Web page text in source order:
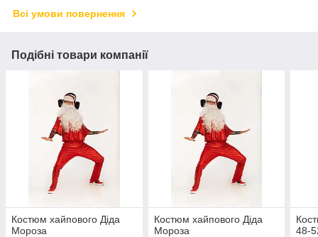
Всі умови повернення
Подібні товари компанії
Костюм хайпового Діда
Мороза
Костюм хайпового Діда
Мороза
48-